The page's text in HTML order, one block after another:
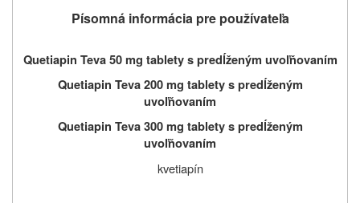
Písomná informácia pre používateľa
Quetiapin Teva 50 mg tablety s predĺženým uvoľňovaním
Quetiapin Teva 200 mg tablety s predĺženým
uvoľňovaním
Quetiapin Teva 300 mg tablety s predĺženým
uvoľňovaním
kvetiapín